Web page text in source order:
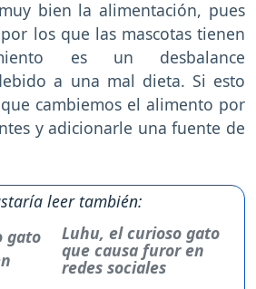
bien la alimentación, pues
los que las mascotas tienen
es un desbalance
a una mal dieta. Si esto
cambiemos el alimento por
y adicionarle una fuente de
leer también:
Luhu, el curioso gato
que causa furor en
redes sociales